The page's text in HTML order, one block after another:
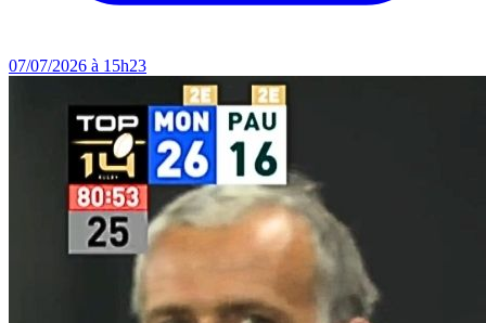
07/07/2026 à 15h23